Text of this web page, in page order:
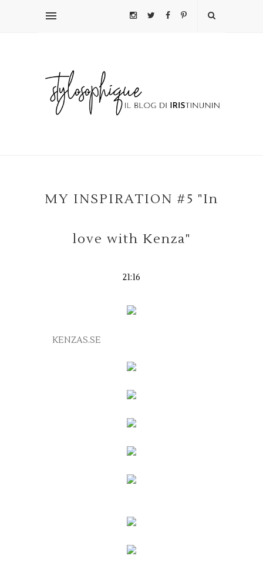
MY INSPIRATION #5 "In
love with Kenza"
21:16
KENZAS.SE